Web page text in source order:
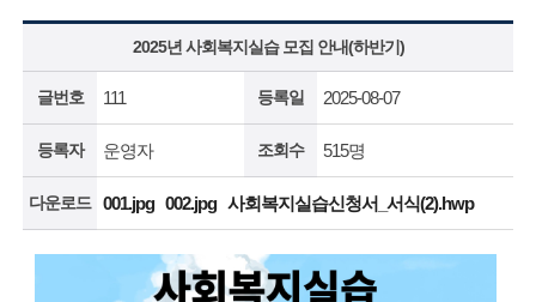
2025년 사회복지실습 모집 안내(하반기)
글번호 111 등록일 2025-08-07
등록자 운영자 조회수 515명
다운로드 001.jpg 002.jpg 사회복지실습신청서_서식(2).hwp